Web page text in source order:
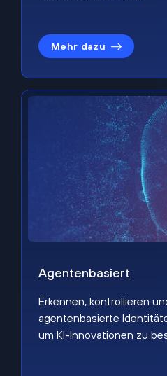
Mehr dazu
Agentenbasiert
Erkennen, kontrollieren
agentenbasierte
um KI-Innovationen zu